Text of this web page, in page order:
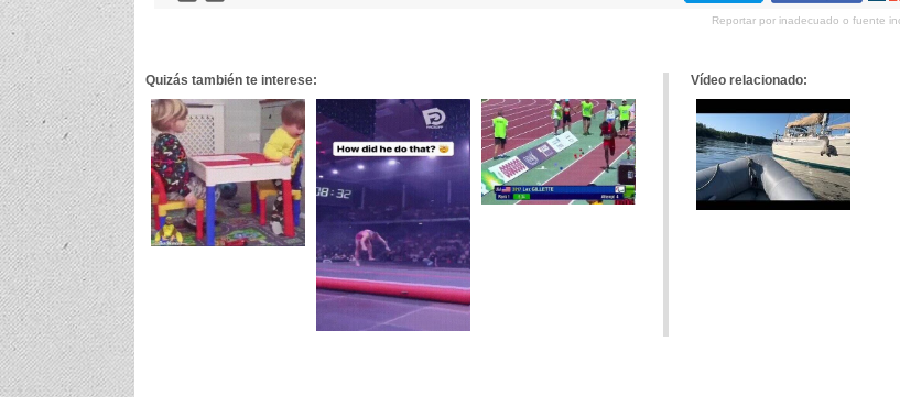
Reportar por inadecuado o fuente
Quizás también te interese: Vídeo relacionado: